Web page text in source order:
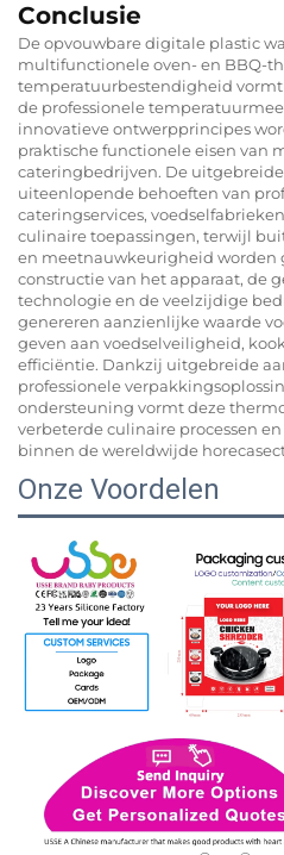
Conclusie
De opvouwbare digitale plastic
multifunctionele oven- en BBQ-
temperatuurbestendigheid
de professionele
innovatieve ontwerpprincipes
praktische functionele eisen van
cateringbedrijven. De
uiteenlopende behoeften van
cateringservices,
culinaire toepassingen, terwijl
en meetnauwkeurigheid worden
constructie van het apparaat, de
technologie en de veelzijdige
genereren aanzienlijke waarde
geven aan voedselveiligheid,
efficiëntie. Dankzij uitgebreide
professionele
ondersteuning vormt deze
verbeterde culinaire processen
binnen de wereldwijde
Onze Voordelen